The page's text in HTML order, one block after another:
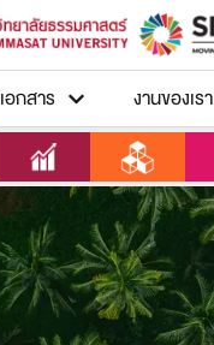
เอกสาร งานของเรา